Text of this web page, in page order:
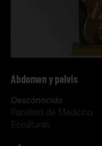
Abdomen y pelvis
Desconocido
Facultad de Medicina
Esculturas